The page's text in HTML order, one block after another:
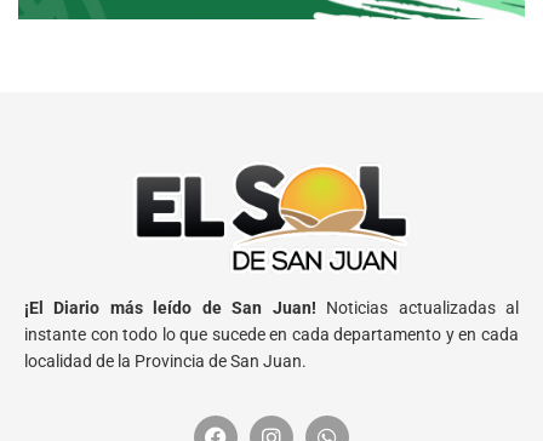
¡El Diario más leído de San Juan! Noticias actualizadas al
instante con todo lo que sucede en cada departamento y en cada
localidad de la Provincia de San Juan.